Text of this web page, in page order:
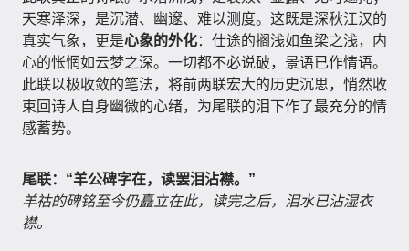
天寒泽深，是沉潜、幽邃、难以测度。这既是深秋江汉的
真实气象，更是心象的外化：仕途的搁浅如鱼梁之浅，内
心的怅惘如云梦之深。一切都不必说破，景语已作情语。
此联以极收敛的笔法，将前两联宏大的历史沉思，悄然收
束回诗人自身幽微的心绪，为尾联的泪下作了最充分的情
感蓄势。
尾联：“羊公碑字在，读罢泪沾襟。”
羊祜的碑铭至今仍矗立在此，读完之后，泪水已沾湿衣
襟。